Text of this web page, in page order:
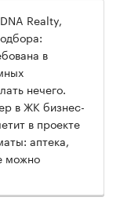
Realty,
в
нечего.
в ЖК бизнес-
в проекте
аптека,
можно